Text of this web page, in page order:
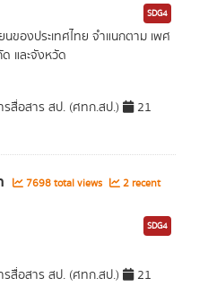
SDG4
ของประเทศไทย จำแนกตาม เพศ
และจังหวัด
รสื่อสาร สป. (ศทก.สป.)
21
7698 total views
2 recent
SDG4
รสื่อสาร สป. (ศทก.สป.)
21